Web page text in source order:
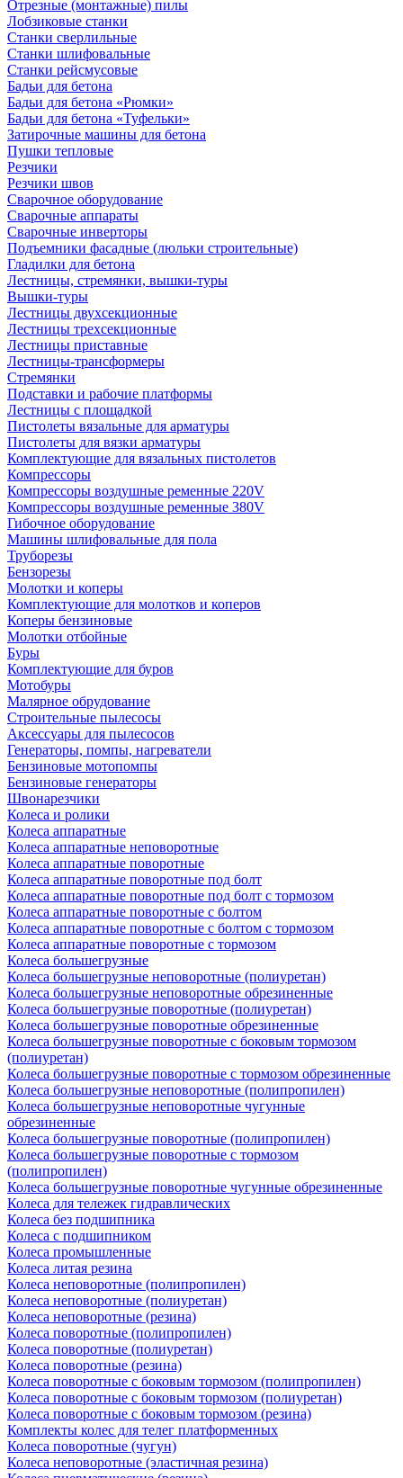
Отрезные (монтажные) пилы
Лобзиковые станки
Станки сверлильные
Станки шлифовальные
Станки рейсмусовые
Бадьи для бетона
Бадьи для бетона «Рюмки»
Бадьи для бетона «Туфельки»
Затирочные машины для бетона
Пушки тепловые
Резчики
Резчики швов
Сварочное оборудование
Сварочные аппараты
Сварочные инверторы
Подъемники фасадные (люльки строительные)
Гладилки для бетона
Лестницы, стремянки, вышки-туры
Вышки-туры
Лестницы двухсекционные
Лестницы трехсекционные
Лестницы приставные
Лестницы-трансформеры
Стремянки
Подставки и рабочие платформы
Лестницы с площадкой
Пистолеты вязальные для арматуры
Пистолеты для вязки арматуры
Комплектующие для вязальных пистолетов
Компрессоры
Компрессоры воздушные ременные 220V
Компрессоры воздушные ременные 380V
Гибочное оборудование
Машины шлифовальные для пола
Труборезы
Бензорезы
Молотки и коперы
Комплектующие для молотков и коперов
Коперы бензиновые
Молотки отбойные
Буры
Комплектующие для буров
Мотобуры
Малярное обрудование
Строительные пылесосы
Аксессуары для пылесосов
Генераторы, помпы, нагреватели
Бензиновые мотопомпы
Бензиновые генераторы
Швонарезчики
Колеса и ролики
Колеса аппаратные
Колеса аппаратные неповоротные
Колеса аппаратные поворотные
Колеса аппаратные поворотные под болт
Колеса аппаратные поворотные под болт с тормозом
Колеса аппаратные поворотные с болтом
Колеса аппаратные поворотные с болтом с тормозом
Колеса аппаратные поворотные с тормозом
Колеса большегрузные
Колеса большегрузные неповоротные (полиуретан)
Колеса большегрузные неповоротные обрезиненные
Колеса большегрузные поворотные (полиуретан)
Колеса большегрузные поворотные обрезиненные
Колеса большегрузные поворотные с боковым тормозом
(полиуретан)
Колеса большегрузные поворотные с тормозом обрезиненные
Колеса большегрузные неповоротные (полипропилен)
Колеса большегрузные неповоротные чугунные
обрезиненные
Колеса большегрузные поворотные (полипропилен)
Колеса большегрузные поворотные с тормозом
(полипропилен)
Колеса большегрузные поворотные чугунные обрезиненные
Колеса для тележек гидравлических
Колеса без подшипника
Колеса с подшипником
Колеса промышленные
Колеса литая резина
Колеса неповоротные (полипропилен)
Колеса неповоротные (полиуретан)
Колеса неповоротные (резина)
Колеса поворотные (полипропилен)
Колеса поворотные (полиуретан)
Колеса поворотные (резина)
Колеса поворотные c боковым тормозом (полипропилен)
Колеса поворотные c боковым тормозом (полиуретан)
Колеса поворотные c боковым тормозом (резина)
Комплекты колес для телег платформенных
Колеса поворотные (чугун)
Колеса неповоротные (эластичная резина)